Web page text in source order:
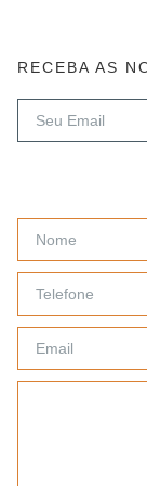
RECEBA AS